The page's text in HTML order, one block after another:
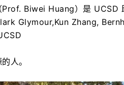
Biwei Huang）是 UCSD
Glymour,Kun Zhang,
人。